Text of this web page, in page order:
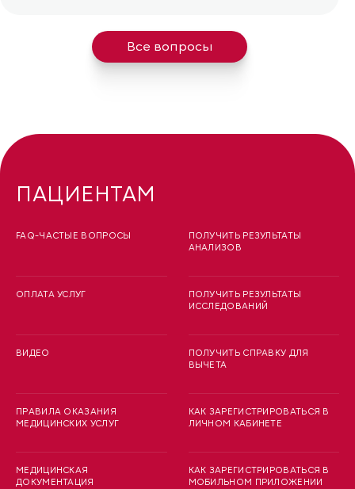
Все вопросы
ПАЦИЕНТАМ
FAQ-ЧАСТЫЕ ВОПРОСЫ
ОПЛАТА УСЛУГ
ВИДЕО
ПРАВИЛА ОКАЗАНИЯ
МЕДИЦИНСКИХ УСЛУГ
МЕДИЦИНСКАЯ
ДОКУМЕНТАЦИЯ
ПОЛУЧИТЬ РЕЗУЛЬТАТЫ
АНАЛИЗОВ
ПОЛУЧИТЬ РЕЗУЛЬТАТЫ
ИССЛЕДОВАНИЙ
ПОЛУЧИТЬ СПРАВКУ ДЛЯ
ВЫЧЕТА
КАК ЗАРЕГИСТРИРОВАТЬСЯ В
ЛИЧНОМ КАБИНЕТЕ
КАК ЗАРЕГИСТРИРОВАТЬСЯ В
МОБИЛЬНОМ ПРИЛОЖЕНИИ